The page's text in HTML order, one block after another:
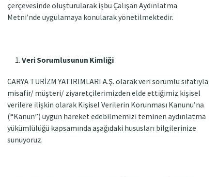
çerçevesinde oluşturularak işbu Çalışan Aydınlatma
Metni’nde uygulamaya konularak yönetilmektedir.
Veri Sorumlusunun Kimliği
CARYA TURİZM YATIRIMLARI A.Ş. olarak veri sorumlu sıfatıyla
misafir/ müşteri/ ziyaretçilerimizden elde ettiğimiz kişisel
verilere ilişkin olarak Kişisel Verilerin Korunması Kanunu’na
(“Kanun”) uygun hareket edebilmemizi teminen aydınlatma
yükümlülüğü kapsamında aşağıdaki hususları bilgilerinize
sunuyoruz.